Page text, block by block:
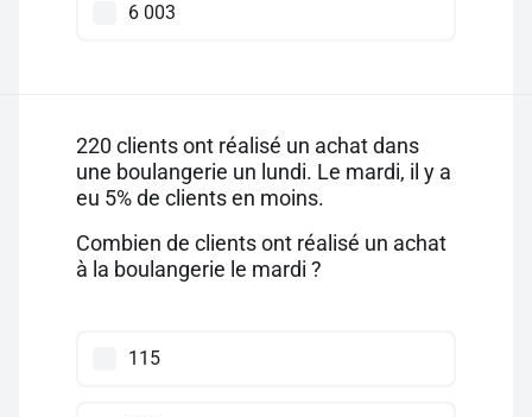
6 003
220 clients ont réalisé un achat dans
une boulangerie un lundi. Le mardi, il y a
eu 5% de clients en moins.
Combien de clients ont réalisé un achat
à la boulangerie le mardi ?
115